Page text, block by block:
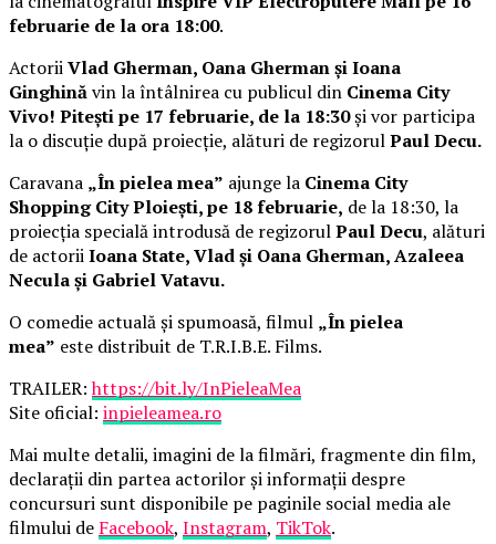
februarie de la ora 18:00.
ActoriiVlad Gherman, Oana Gherman și Ioana
Ginghinăvin la întâlnirea cu publicul din Cinema City
Vivo! Pitești pe 17 februarie, de la 18:30și vor participa
la o discuție după proiecție, alături de regizorulPaul Decu.
Caravana „În pielea mea” ajunge la Cinema City
Shopping City Ploiești, pe 18 februarie, de la 18:30, la
proiecția specială introdusă de regizorulPaul Decu, alături
de actoriiIoana State, Vlad și Oana Gherman, Azaleea
Necula și Gabriel Vatavu.
O comedie actuală și spumoasă, filmul „În pielea
mea” este distribuit de T.R.I.B.E. Films.
TRAILER:https://bit.ly/InPieleaMea
Site oficial: inpieleamea.ro
Mai multe detalii, imagini de la filmări, fragmente din film,
declarații din partea actorilor și informații despre
concursuri sunt disponibile pe paginile social media ale
filmului de Facebook, Instagram, TikTok.